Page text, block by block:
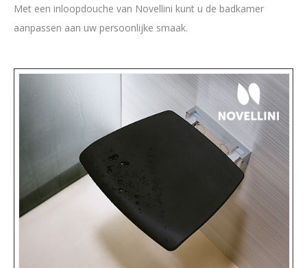
Met een inloopdouche van Novellini kunt u de badkamer
aanpassen aan uw persoonlijke smaak.